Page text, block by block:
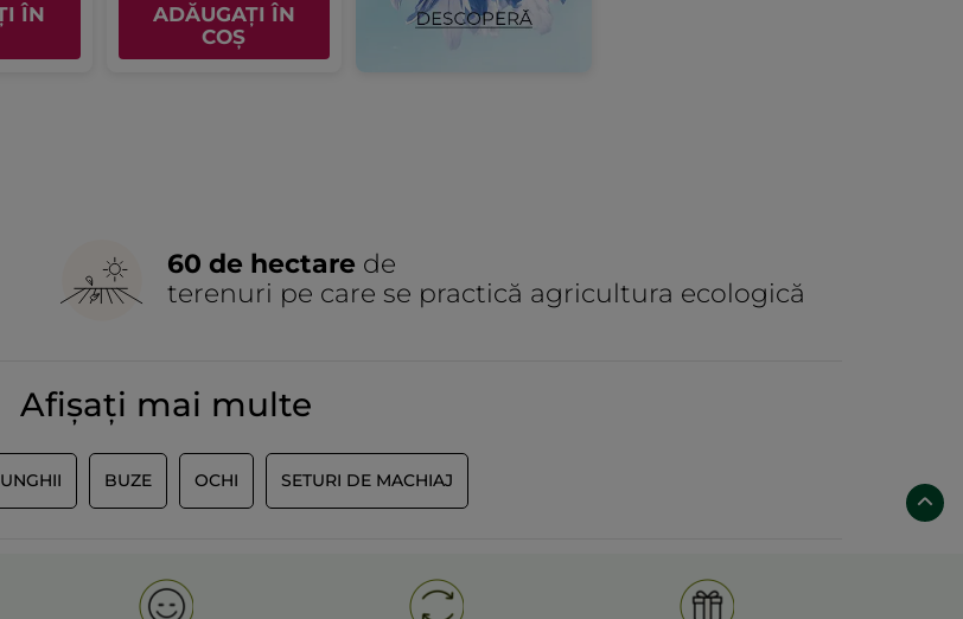
ÎN
ADĂUGAȚI ÎN
COȘ
60 de hectare de
terenuri pe care se practică agricultura ecologică
Afișați mai multe
UNGHII BUZE OCHI SETURI DE MACHIAJ